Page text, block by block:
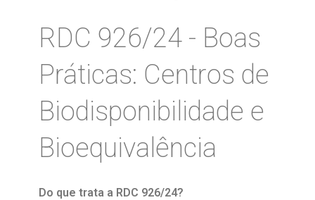
RDC 926/24 - Boas
Práticas: Centros de
Biodisponibilidade e
Bioequivalência
Do que trata a RDC 926/24?